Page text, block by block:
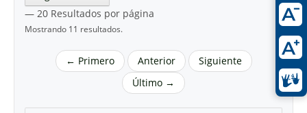
— 20 Resultados por página
Mostrando 11 resultados.
← Primero Anterior
Siguiente
Último →